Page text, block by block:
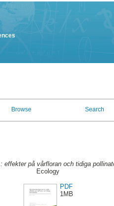
Browse Search
effekter på vårfloran och tidiga
Ecology
PDF
1MB